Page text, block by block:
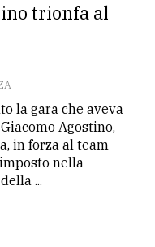
trionfa al
la gara che aveva
Agostino,
in forza al team
nella
...